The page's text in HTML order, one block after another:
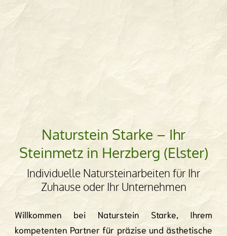
Naturstein Starke – Ihr
Steinmetz in Herzberg (Elster)
Individuelle Natursteinarbeiten für Ihr
Zuhause oder Ihr Unternehmen
Willkommen bei Naturstein Starke, Ihrem
kompetenten Partner für präzise und ästhetische